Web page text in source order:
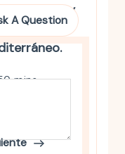
saludable y
de sabor
mins
A Question